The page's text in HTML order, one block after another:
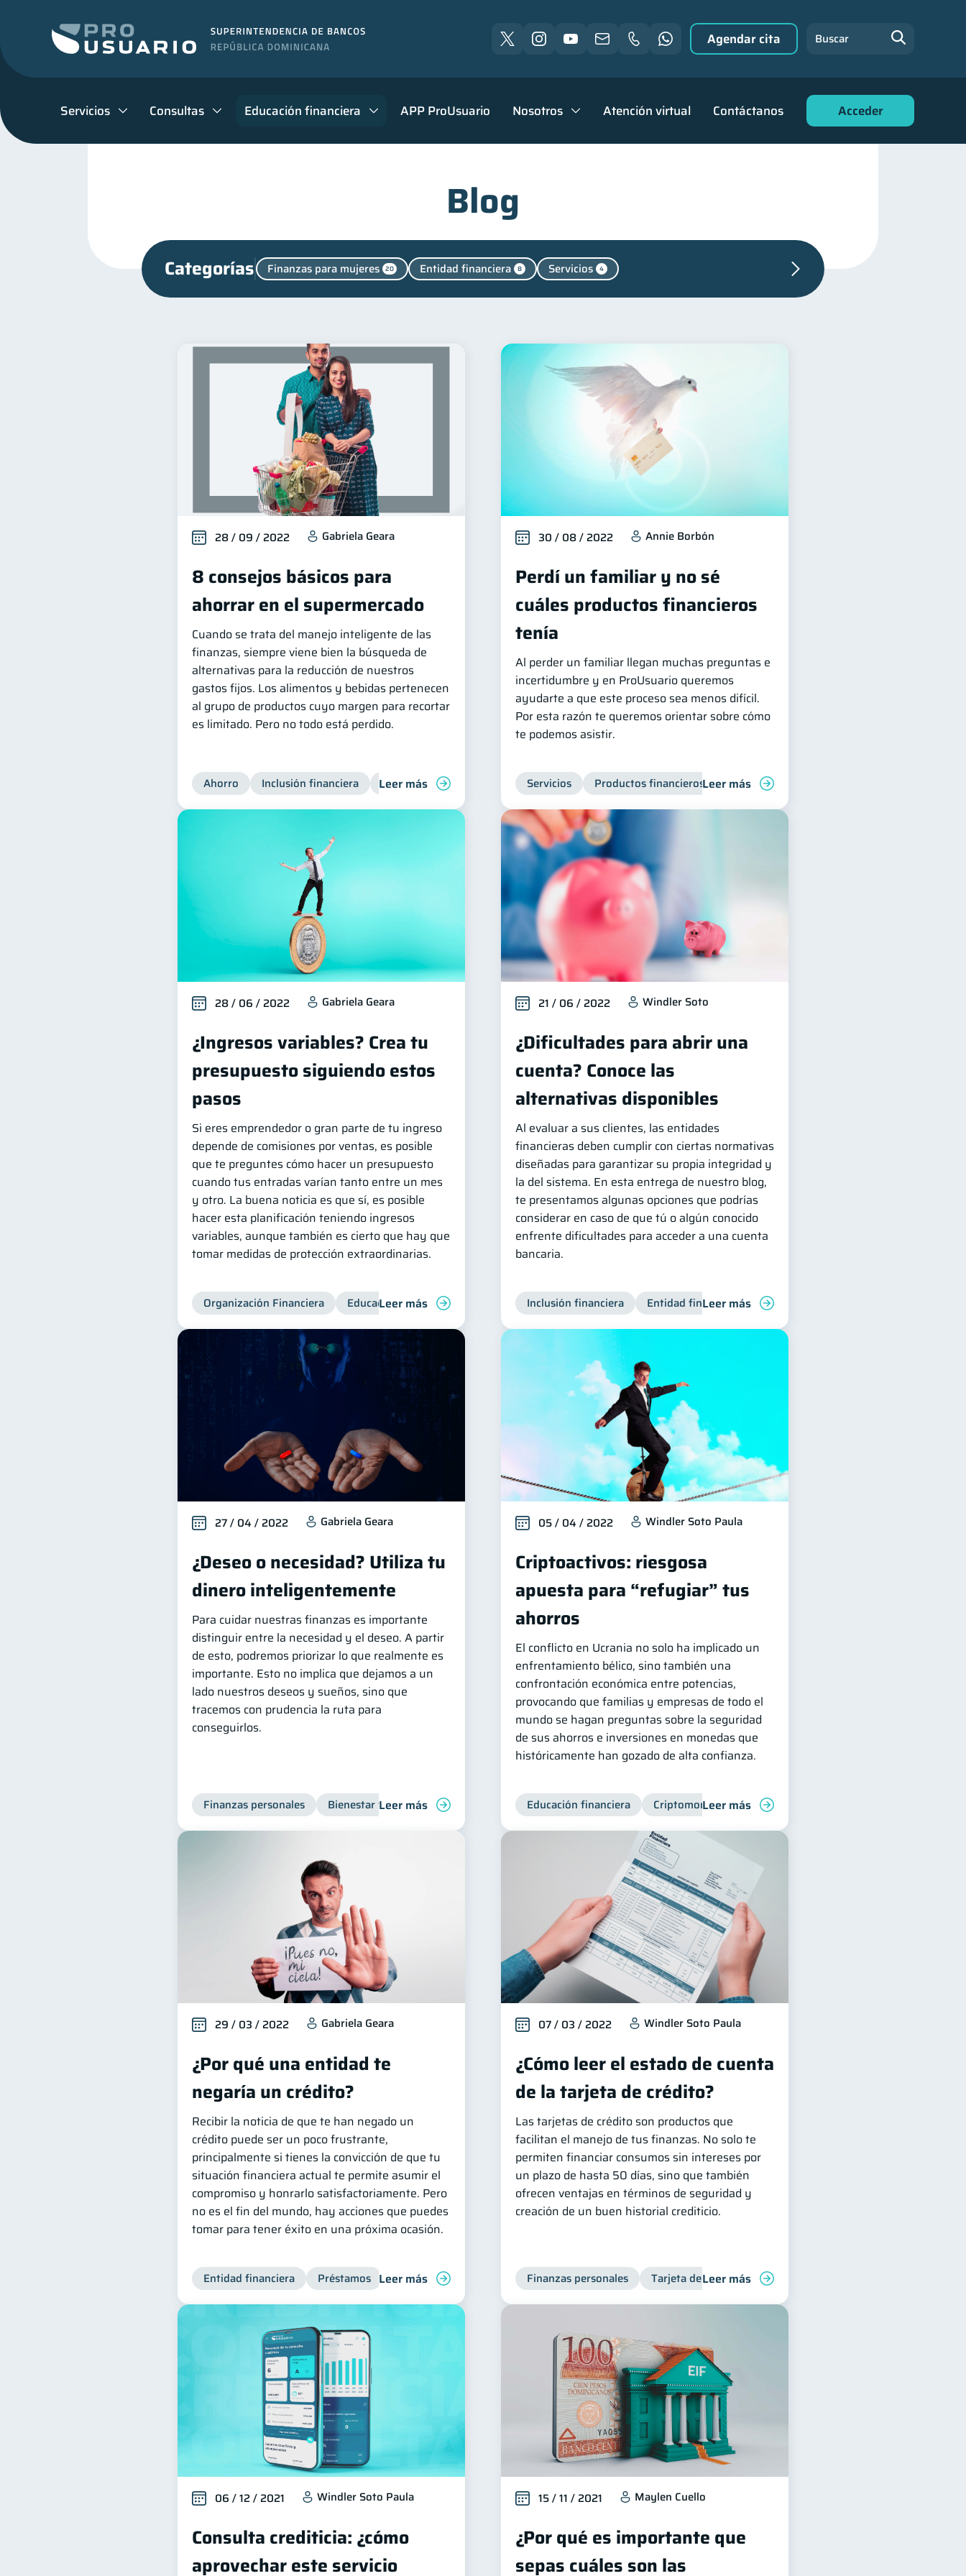
Servicios Consultas Educación financiera APP ProUsuario Nosotros Atención virtual Contáctanos Acceder
Agendar cita Buscar
Blog
Categorías Finanzas para mujeres 20 Entidad financiera 8 Servicios 4
Salud financiera 12 Productos financieros 11 Organización Financiera Deudas
Consejos 6 Tarjeta de crédito Historial crediticio Ciberseguridad 5
4 Vacaciones Inversiones 2 Finanzas Personales
Educación Financiera Información financiera
Salud mental 1 ahorro Doble sueldo Gasto responsable
información financiera 1
28 / 09 / 2022 Gabriela Geara
8 consejos básicos para
ahorrar en el supermercado
Cuando se trata del manejo inteligente de las
finanzas, siempre viene bien la búsqueda de
alternativas para la reducción de nuestros
gastos fijos. Los alimentos y bebidas pertenecen
al grupo de productos cuyo margen para recortar
es limitado. Pero no todo está perdido.
Ahorro Inclusión financiera Finanzas para jóvenes Manejo de deudas Finanzas familiares Control de deudas
Leer más
30 / 08 / 2022 Annie Borbón
Perdí un familiar y no sé
cuáles productos financieros
tenía
Al perder un familiar llegan muchas preguntas e
incertidumbre y en ProUsuario queremos
ayudarte a que este proceso sea menos difícil.
Por esta razón te queremos orientar sobre cómo
te podemos asistir.
Servicios Productos financieros Inclusión financiera
Leer más
28 / 06 / 2022 Gabriela Geara
¿Ingresos variables? Crea tu
presupuesto siguiendo estos
pasos
Si eres emprendedor o gran parte de tu ingreso
depende de comisiones por ventas, es posible
que te preguntes cómo hacer un presupuesto
cuando tus entradas varían tanto entre un mes
y otro. La buena noticia es que sí, es posible
hacer esta planificación teniendo ingresos
variables, aunque también es cierto que hay que
tomar medidas de protección extraordinarias.
Organización Financiera Educación financiera Inclusión financiera Finanzas para jóvenes Manejo de deudas
Leer más
21 / 06 / 2022 Windler Soto
¿Dificultades para abrir una
cuenta? Conoce las
alternativas disponibles
Al evaluar a sus clientes, las entidades
financieras deben cumplir con ciertas normativas
diseñadas para garantizar su propia integridad y
la del sistema. En esta entrega de nuestro blog,
te presentamos algunas opciones que podrías
considerar en caso de que tú o algún conocido
enfrente dificultades para acceder a una cuenta
bancaria.
Inclusión financiera Entidad financiera
Leer más
27 / 04 / 2022 Gabriela Geara
¿Deseo o necesidad? Utiliza tu
dinero inteligentemente
Para cuidar nuestras finanzas es importante
distinguir entre la necesidad y el deseo. A partir
de esto, podremos priorizar lo que realmente es
importante. Esto no implica que dejamos a un
lado nuestros deseos y sueños, sino que
tracemos con prudencia la ruta para
conseguirlos.
Finanzas personales Bienestar financiero Organización Financiera Inclusión financiera Finanzas para jóvenes
Leer más
05 / 04 / 2022 Windler Soto Paula
Criptoactivos: riesgosa
apuesta para “refugiar” tus
ahorros
El conflicto en Ucrania no solo ha implicado un
enfrentamiento bélico, sino también una
confrontación económica entre potencias,
provocando que familias y empresas de todo el
mundo se hagan preguntas sobre la seguridad
de sus ahorros e inversiones en monedas que
históricamente han gozado de alta confianza.
Educación financiera CriptomonedasLeer más
29 / 03 / 2022 Gabriela Geara
¿Por qué una entidad te
negaría un crédito?
Recibir la noticia de que te han negado un
crédito puede ser un poco frustrante,
principalmente si tienes la convicción de que tu
situación financiera actual te permite asumir el
compromiso y honrarlo satisfactoriamente. Pero
no es el fin del mundo, hay acciones que puedes
tomar para tener éxito en una próxima ocasión.
Entidad financiera Préstamos Productos financieros Deudas Inclusión financiera
Leer más
07 / 03 / 2022 Windler Soto Paula
¿Cómo leer el estado de cuenta
de la tarjeta de crédito?
Las tarjetas de crédito son productos que
facilitan el manejo de tus finanzas. No solo te
permiten financiar consumos sin intereses por
un plazo de hasta 50 días, sino que también
ofrecen ventajas en términos de seguridad y
creación de un buen historial crediticio.
Finanzas personales Tarjeta de crédito Inclusión financiera
Leer más
06 / 12 / 2021 Windler Soto Paula
Consulta crediticia: ¿cómo
aprovechar este servicio
15 / 11 / 2021 Maylen Cuello
¿Por qué es importante que
sepas cuáles son las